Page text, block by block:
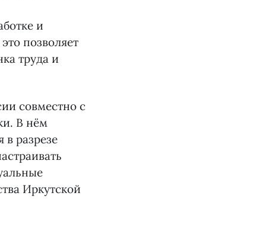
и
позволяет
труда и
совместно с
В нём
разрезе
Иркутской